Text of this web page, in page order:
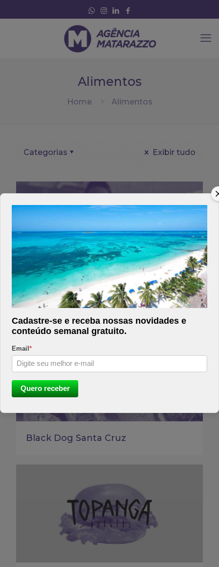
Alimentos
Home Alimentos
Categorias Exibir tudo
Mister Japa
Black Dog Santa Cruz
Cadastre-se e receba nossas novidades e
conteúdo semanal gratuito.
Email *
Quero receber